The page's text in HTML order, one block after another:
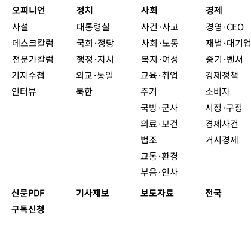
오피니언
사설
데스크칼럼
전문가칼럼
기자수첩
인터뷰
정치
대통령실
국회·정당
행정·자치
외교·통일
북한
사회
사건·사고
사회·노동
복지·여성
교육·취업
주거
국방·군사
의료·보건
법조
교통·환경
부음·인사
경제
경영·CEO
재벌·대기업
중기·벤쳐
경제정책
소비자
시정·구정
경제사건
거시경제
신문PDF
구독신청
기사제보 보도자료 전국